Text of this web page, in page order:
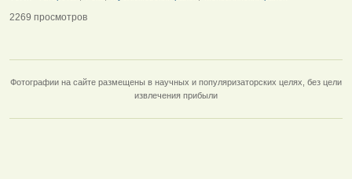
2269 просмотров
Фотографии на сайте размещены в научных и популяризаторских целях, без цели
извлечения прибыли